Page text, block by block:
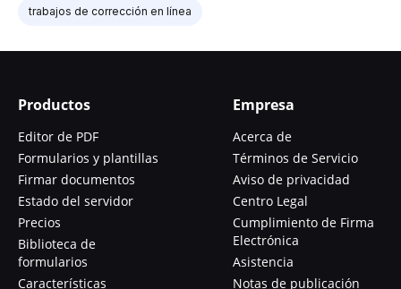
trabajos de corrección en línea
Productos
Editor de PDF
Formularios y plantillas
Firmar documentos
Estado del servidor
Precios
Biblioteca de
formularios
Características
Empresa
Acerca de
Términos de Servicio
Aviso de privacidad
Centro Legal
Cumplimiento de Firma
Electrónica
Asistencia
Notas de publicación